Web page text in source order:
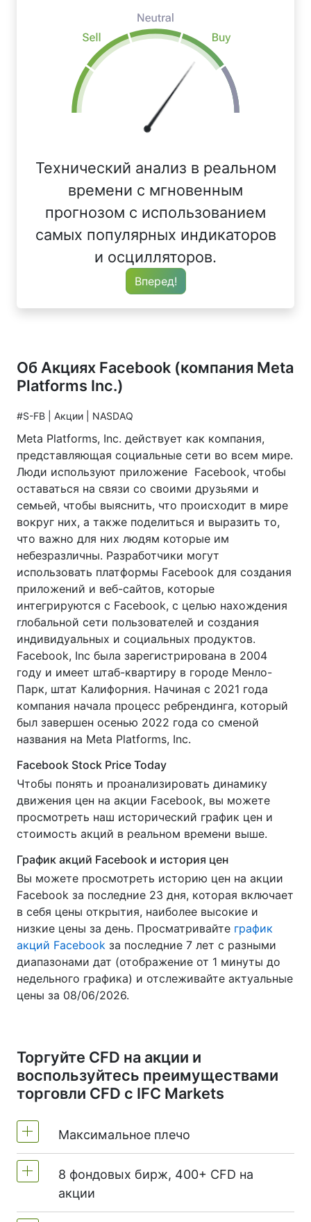
Технический анализ в реальном
времени с мгновенным
прогнозом с использованием
самых популярных индикаторов
и осцилляторов.
Вперед!
Об Акциях Facebook (компания Meta
Platforms Inc.)
#S-FB | Акции | NASDAQ
Meta Platforms, Inc. действует как компания,
представляющая социальные сети во всем мире.
Люди используют приложение Facebook, чтобы
оставаться на связи со своими друзьями и
семьей, чтобы выяснить, что происходит в мире
вокруг них, а также поделиться и выразить то,
что важно для них людям которые им
небезразличны. Разработчики могут
использовать платформы Facebook для создания
приложений и веб-сайтов, которые
интегрируются с Facebook, с целью нахождения
глобальной сети пользователей и создания
индивидуальных и социальных продуктов.
Facebook, Inc была зарегистрирована в 2004
году и имеет штаб-квартиру в городе Менло-
Парк, штат Калифорния. Начиная с 2021 года
компания начала процесс ребрендинга, который
был завершен осенью 2022 года со сменой
названия на Meta Platforms, Inc.
Facebook Stock Price Today
Чтобы понять и проанализировать динамику
движения цен на акции Facebook, вы можете
просмотреть наш исторический график цен и
стоимость акций в реальном времени выше.
График акций Facebook и история цен
Вы можете просмотреть историю цен на акции
Facebook за последние 23 дня, которая включает
в себя цены открытия, наиболее высокие и
низкие цены за день. Просматривайте график
акций Facebook за последние 7 лет с разными
диапазонами дат (отображение от 1 минуты до
недельного графика) и отслеживайте актуальные
цены за 08/06/2026.
Торгуйте CFD на акции и
воспользуйтесь преимуществами
торговли CFD с IFC Markets
Максимальное плечо
MetaTrader4 & MetaTrader5: 1:20 (маржа
5%)
8 фондовых бирж, 400+ CFD на
акции